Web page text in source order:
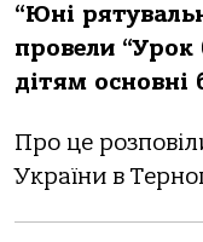
“Юні
провели “Урок
дітям основні
Про це
України в